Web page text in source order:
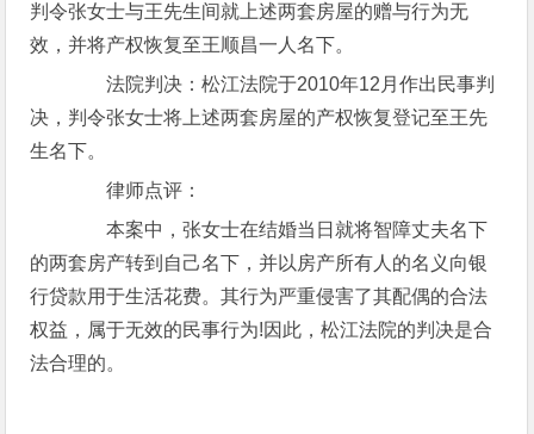
判令张女士与王先生间就上述两套房屋的赠与行为无
效，并将产权恢复至王顺昌一人名下。
法院判决：松江法院于2010年12月作出民事判
决，判令张女士将上述两套房屋的产权恢复登记至王先
生名下。
律师点评：
本案中，张女士在结婚当日就将智障丈夫名下
的两套房产转到自己名下，并以房产所有人的名义向银
行贷款用于生活花费。其行为严重侵害了其配偶的合法
权益，属于无效的民事行为!因此，松江法院的判决是合
法合理的。